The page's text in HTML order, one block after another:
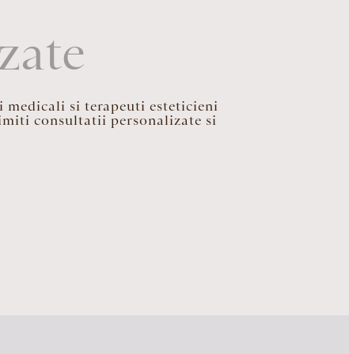
medicali si terapeuti esteticieni
consultatii personalizate si